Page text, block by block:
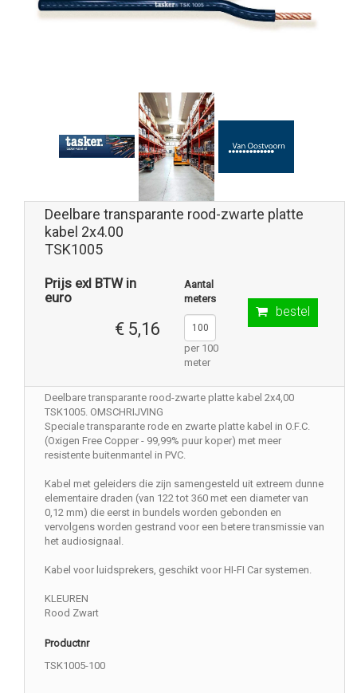
Deelbare transparante rood-zwarte platte
kabel 2x4.00
TSK1005
Prijs exl BTW in
euro
€ 5,16
Aantal
meters
per 100
meter
bestel
Deelbare transparante rood-zwarte platte kabel 2x4,00
TSK1005. OMSCHRIJVING
Speciale transparante rode en zwarte platte kabel in O.F.C.
(Oxigen Free Copper - 99,99% puur koper) met meer
resistente buitenmantel in PVC.
Kabel met geleiders die zijn samengesteld uit extreem dunne
elementaire draden (van 122 tot 360 met een diameter van
0,12 mm) die eerst in bundels worden gebonden en
vervolgens worden gestrand voor een betere transmissie van
het audiosignaal.
Kabel voor luidsprekers, geschikt voor HI-FI Car systemen.
KLEUREN
Rood Zwart
Productnr
TSK1005-100